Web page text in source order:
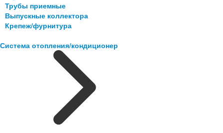
Трубы приемные
Выпускные коллектора
Крепеж/фурнитура
Система отопления/кондиционер